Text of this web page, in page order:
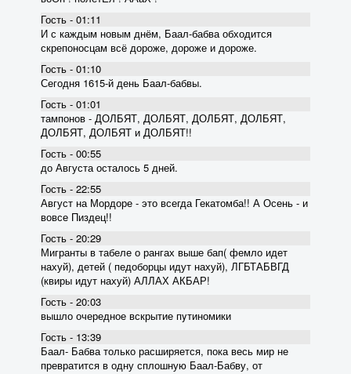
Гость - 01:11
И с каждым новым днём, Баал-бабва обходится
скрепоносцам всё дороже, дороже и дороже.
Гость - 01:10
Сегодня 1615-й день Баал-бабвы.
Гость - 01:01
тампонов - ДОЛБЯТ, ДОЛБЯТ, ДОЛБЯТ, ДОЛБЯТ,
ДОЛБЯТ, ДОЛБЯТ и ДОЛБЯТ!!
Гость - 00:55
до Августа осталось 5 дней.
Гость - 22:55
Август на Мордоре - это всегда Гекатомба!! А Осень - и
вовсе Пиздец!!
Гость - 20:29
Мигранты в табеле о рангах выше бап( фемло идет
нахуй), детей ( педоборцы идут нахуй), ЛГБТАБВГД
(квиры идут нахуй) АЛЛАХ АКБАР!
Гость - 20:03
вышло очередное вскрытие пyтиномики
Гость - 13:39
Баал- Бабва только расширяется, пока весь мир не
превратится в одну сплошную Баал-Бабву, от